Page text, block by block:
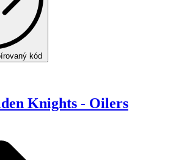
kód
Knights - Oilers